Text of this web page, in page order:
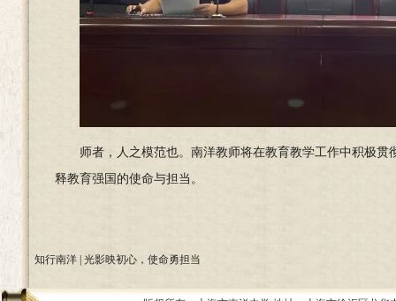
师者，人之模范也。南洋教师将在教育教学工作中积极
释教育强国的使命与担当。
知行南洋 | 光影映初心，使命勇担当